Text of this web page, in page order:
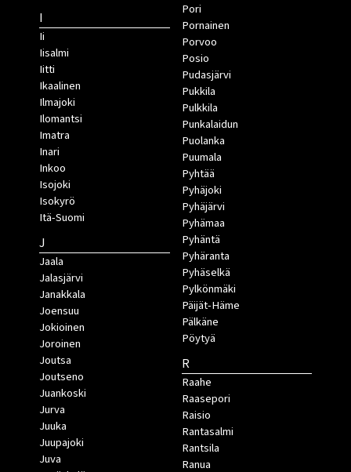
I
Ii
Iisalmi
Iitti
Ikaalinen
Ilmajoki
Ilomantsi
Imatra
Inari
Inkoo
Isojoki
Isokyrö
Itä-Suomi
J
Jaala
Jalasjärvi
Janakkala
Joensuu
Jokioinen
Joroinen
Joutsa
Joutseno
Juankoski
Jurva
Juuka
Juupajoki
Juva
Pori
Pornainen
Porvoo
Posio
Pudasjärvi
Pukkila
Pulkkila
Punkalaidun
Puolanka
Puumala
Pyhtää
Pyhäjoki
Pyhäjärvi
Pyhämaa
Pyhäntä
Pyhäranta
Pyhäselkä
Pylkönmäki
Päijät-Häme
Pälkäne
Pöytyä
R
Raahe
Raasepori
Raisio
Rantasalmi
Rantsila
Ranua